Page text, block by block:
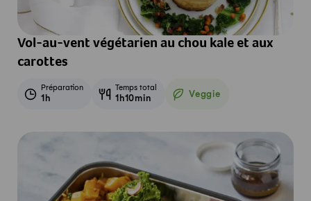
Vol-au-vent végétarien au chou kale et aux
carottes
Préparation
1h
Temps total
1h10min Veggie
Veggie